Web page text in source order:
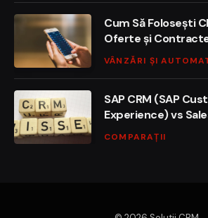
Cum Să Folosești
Oferte și
VÂNZĂRI ȘI
SAP CRM (SAP
Experience) vs
domină segmentul
COMPARAȚII